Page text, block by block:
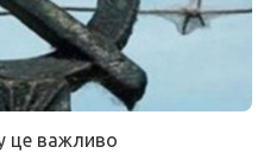
це важливо